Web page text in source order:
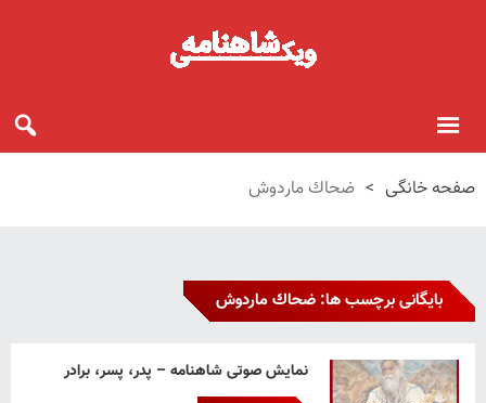
صفحه خانگی > ضحاك ماردوش
بایگانی برچسب ها: ضحاك ماردوش
نمایش صوتی شاهنامه – پدر، پسر، برادر